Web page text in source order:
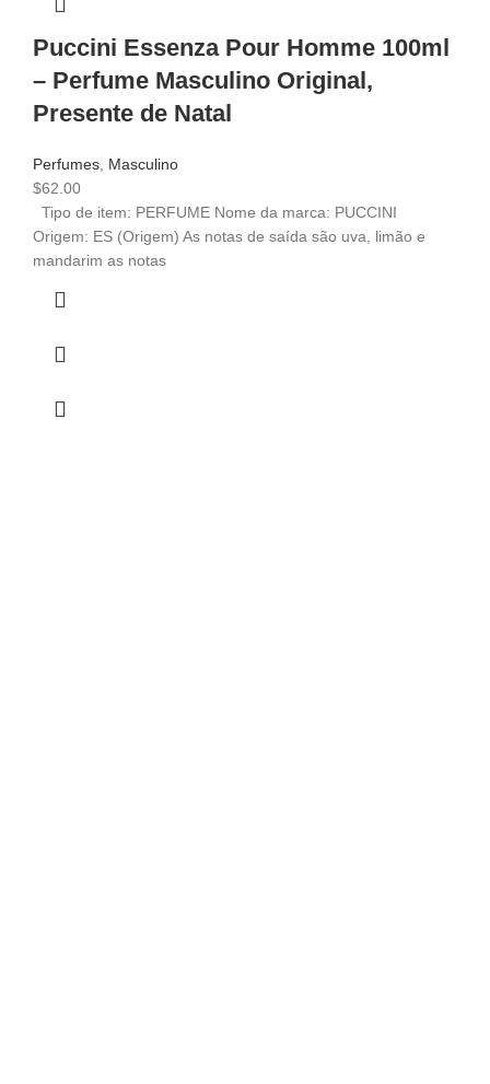
Puccini Essenza Pour Homme 100ml
– Perfume Masculino Original,
Presente de Natal
Perfumes, Masculino
$62.00
Tipo de item: PERFUME Nome da marca: PUCCINI
Origem: ES (Origem) As notas de saída são uva, limão e
mandarim as notas